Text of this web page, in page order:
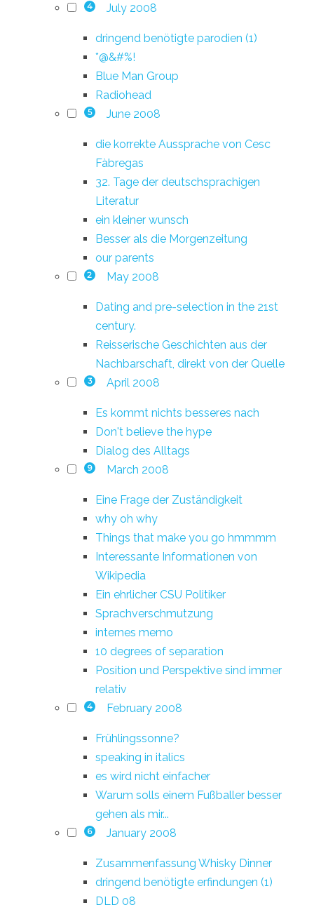
4 July 2008
dringend benötigte parodien (1)
*@&#%!
Blue Man Group
Radiohead
5 June 2008
die korrekte Aussprache von Cesc
Fàbregas
32. Tage der deutschsprachigen
Literatur
ein kleiner wunsch
Besser als die Morgenzeitung
our parents
2 May 2008
Dating and pre-selection in the 21st
century.
Reisserische Geschichten aus der
Nachbarschaft, direkt von der Quelle
3 April 2008
Es kommt nichts besseres nach
Don't believe the hype
Dialog des Alltags
9 March 2008
Eine Frage der Zuständigkeit
why oh why
Things that make you go hmmmm
Interessante Informationen von
Wikipedia
Ein ehrlicher CSU Politiker
Sprachverschmutzung
internes memo
10 degrees of separation
Position und Perspektive sind immer
relativ
4 February 2008
Frühlingssonne?
speaking in italics
es wird nicht einfacher
Warum solls einem Fußballer besser
gehen als mir...
6 January 2008
Zusammenfassung Whisky Dinner
dringend benötigte erfindungen (1)
DLD 08